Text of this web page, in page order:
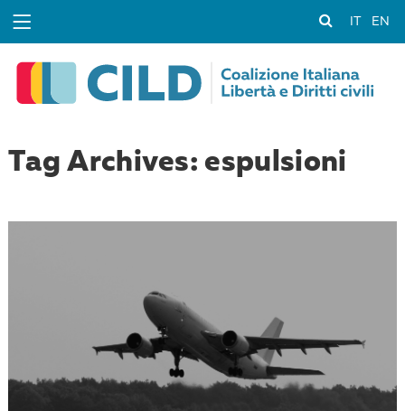
EN
Tag Archives: espulsioni